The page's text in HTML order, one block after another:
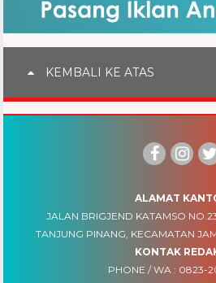
KEMBALI KE ATAS
ALAMAT
JALAN BRIGJEND KATAMSO
TANJUNG PINANG, KECAMATAN
KONTAK
PHONE / WA : 0823-